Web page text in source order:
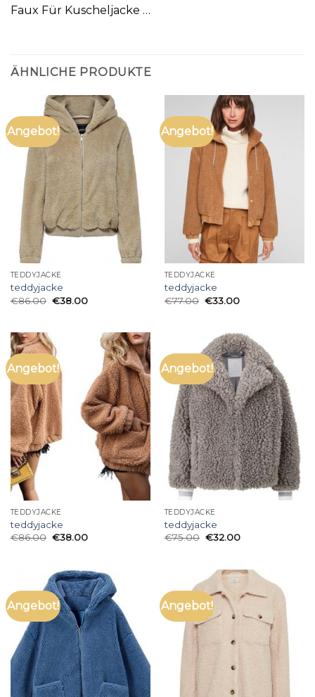
Faux Für Kuscheljacke …
ÄHNLICHE PRODUKTE
Angebot!
TEDDYJACKE
teddyjacke
€86.00 €38.00
Angebot!
TEDDYJACKE
teddyjacke
€77.00 €33.00
Angebot!
TEDDYJACKE
teddyjacke
€86.00 €38.00
Angebot!
TEDDYJACKE
teddyjacke
€75.00 €32.00
Angebot! Angebot!